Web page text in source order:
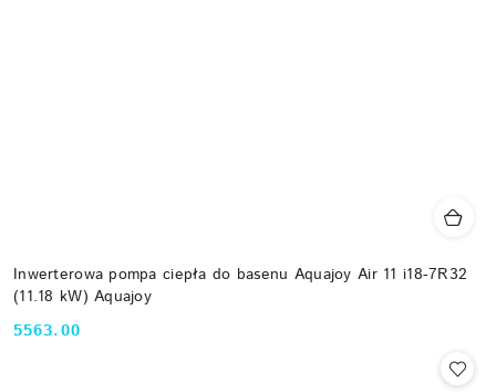
Inwerterowa pompa ciepła do basenu Aquajoy Air 11 i18-7R32
(11.18 kW) Aquajoy
Cena:
5563.00